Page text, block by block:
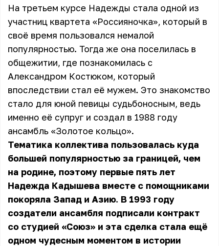
На третьем курсе Надежды стала одной из
участниц квартета «Россияночка», который в
своё время пользовался немалой
популярностью. Тогда же она поселилась в
общежитии, где познакомилась с
Александром Костюком, который
впоследствии стал её мужем. Это знакомство
стало для юной певицы судьбоносным, ведь
именно её супруг и создал в 1988 году
ансамбль «Золотое кольцо».
Тематика коллектива пользовалась куда
большей популярностью за границей, чем
на родине, поэтому первые пять лет
Надежда Кадышева вместе с помощниками
покоряла Запад и Азию. В 1993 году
создатели ансамбля подписали контракт
со студией «Союз» и эта сделка стала ещё
одном чудесным моментом в истории